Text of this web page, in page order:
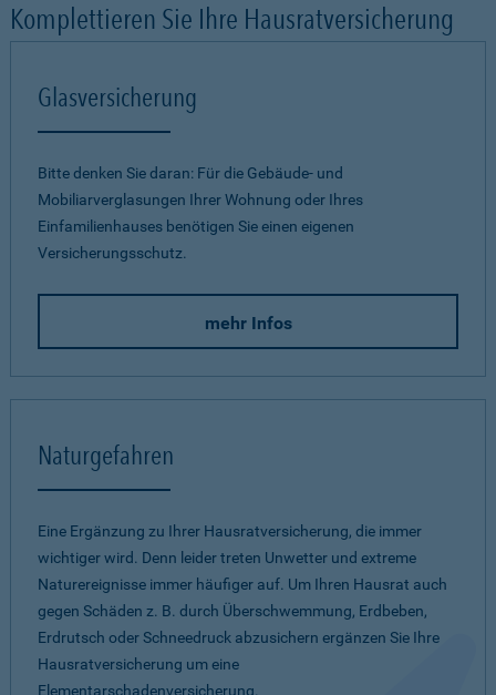
Komplettieren Sie Ihre Hausratversicherung
Glasversicherung
Bitte denken Sie daran: Für die Gebäude- und
Mobiliarverglasungen Ihrer Wohnung oder Ihres
Einfamilienhauses benötigen Sie einen eigenen
Versicherungsschutz.
mehr Infos
Naturgefahren
Eine Ergänzung zu Ihrer Hausratversicherung, die immer
wichtiger wird. Denn leider treten Unwetter und extreme
Naturereignisse immer häufiger auf. Um Ihren Hausrat auch
gegen Schäden z. B. durch Überschwemmung, Erdbeben,
Erdrutsch oder Schneedruck abzusichern ergänzen Sie Ihre
Hausratversicherung um eine
Elementarschadenversicherung.